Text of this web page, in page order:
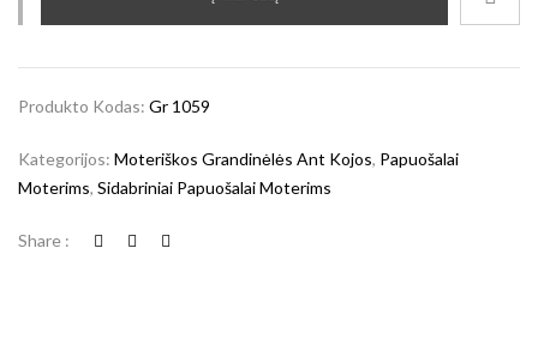
Produkto Kodas: Gr 1059
Kategorijos: Moteriškos Grandinėlės Ant Kojos, Papuošalai
Moterims, Sidabriniai Papuošalai Moterims
Share :